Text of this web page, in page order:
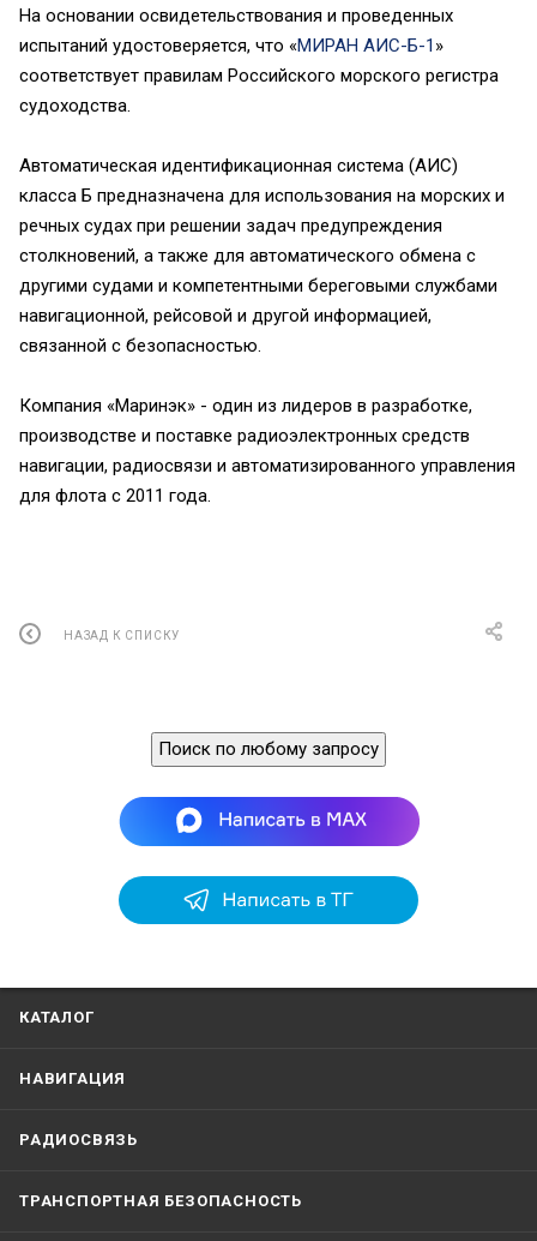
На основании освидетельствования и проведенных
испытаний удостоверяется, что «МИРАН АИС-Б-1 »
соответствует правилам Российского морского регистра
судоходства.
Автоматическая идентификационная система (АИС)
класса Б предназначена для использования на морских и
речных судах при решении задач предупреждения
столкновений, а также для автоматического обмена с
другими судами и компетентными береговыми службами
навигационной, рейсовой и другой информацией,
связанной с безопасностью.
Компания «Маринэк» - один из лидеров в разработке,
производстве и поставке радиоэлектронных средств
навигации, радиосвязи и автоматизированного управления
для флота с 2011 года.
НАЗАД К СПИСКУ
Поиск по любому запросу
КАТАЛОГ
НАВИГАЦИЯ
РАДИОСВЯЗЬ
ТРАНСПОРТНАЯ БЕЗОПАСНОСТЬ